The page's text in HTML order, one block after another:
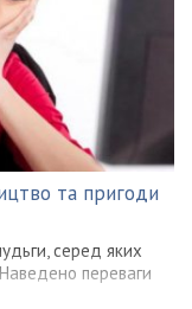
та пригоди
серед яких
переваги